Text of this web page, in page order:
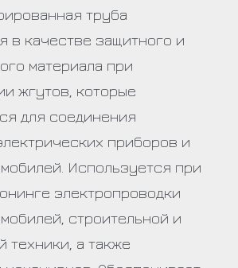
труба
в качестве защитного и
материала при
жгутов, которые
для соединения
приборов и
Используется при
электропроводки
строительной и
техники, а также